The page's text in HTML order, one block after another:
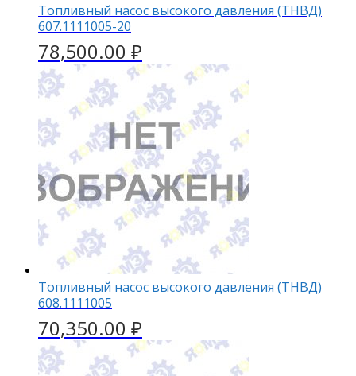
Топливный насос высокого давления (ТНВД)
607.1111005-20
78,500.00 ₽
Топливный насос высокого давления (ТНВД)
608.1111005
70,350.00 ₽